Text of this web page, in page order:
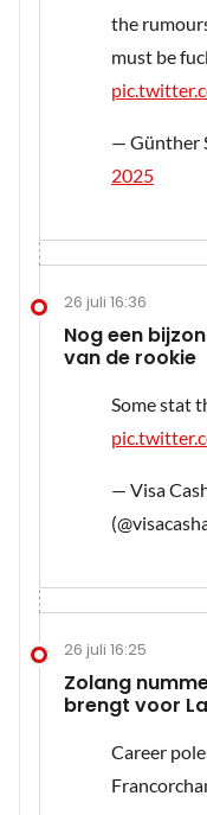
the
must be
— Günther
2025
26 juli 16:36
Nog een
van de rookie
Some stat
— Visa
26 juli 16:25
Zolang
brengt voor
Career